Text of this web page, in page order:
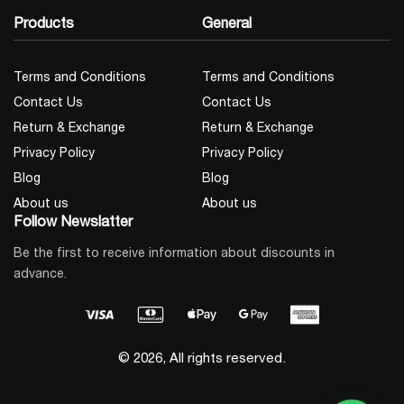
Products
Terms and Conditions
Contact Us
Return & Exchange
Privacy Policy
Blog
About us
General
Terms and Conditions
Contact Us
Return & Exchange
Privacy Policy
Blog
About us
Follow Newslatter
Be the first to receive information about discounts in
advance.
© 2026, All rights reserved.